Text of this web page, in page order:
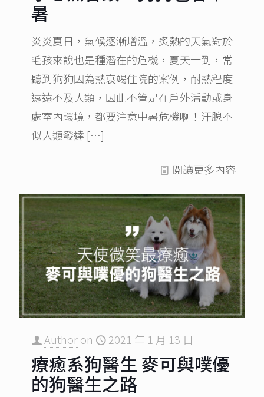
暑
炎炎夏日，氣候逐漸增溫，炙熱的天氣對於
毛孩來說也是種潛在的危機，夏天一到，常
聽到狗狗因為熱衰竭住院的案例，耐熱程度
遠遠不及人類，因此不管是在戶外活動或身
處室內環境，都要注意中暑危機啊！汗腺不
似人類發達 […]
閱讀更多內容
Authoron 2021 年 1 月 13 日
療癒系狗醫生 麥可與噗優
的狗醫生之路